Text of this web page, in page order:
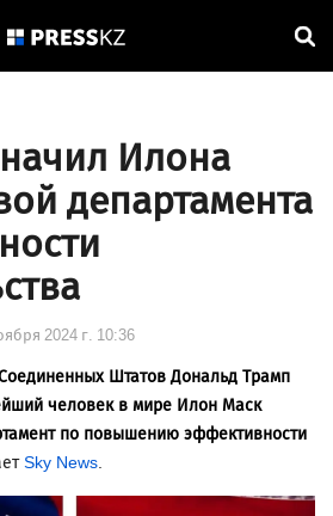
Илона
департамента
2024 г. 10:36
Штатов Дональд Трамп
человек в мире Илон Маск
по повышению эффективности
Sky News.